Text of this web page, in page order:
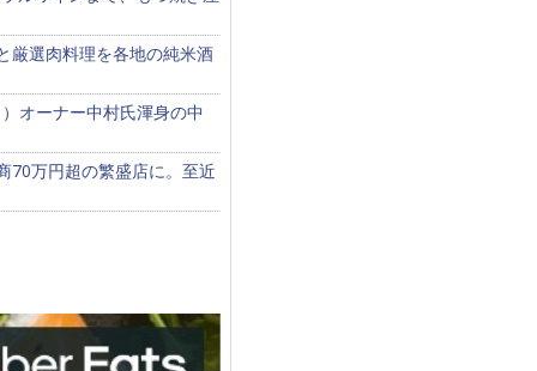
厳選肉料理を各地の純米酒
オーナー中村氏渾身の中
70万円超の繁盛店に。至近